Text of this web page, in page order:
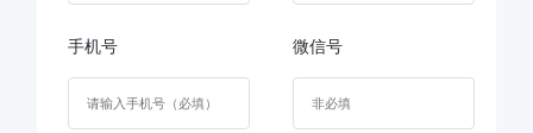
手机号 微信号